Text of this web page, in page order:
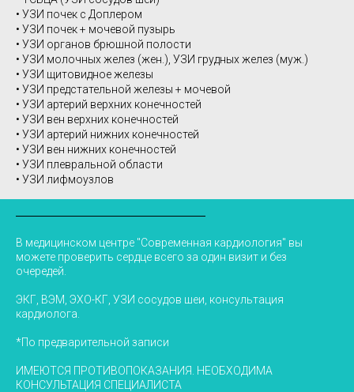
• УЗИ почек с Доплером
• УЗИ почек + мочевой пузырь
• УЗИ органов брюшной полости
• УЗИ молочных желез (жен.), УЗИ грудных желез (муж.)
• УЗИ щитовидное железы
• УЗИ предстательной железы + мочевой
• УЗИ артерий верхних конечностей
• УЗИ вен верхних конечностей
• УЗИ артерий нижних конечностей
• УЗИ вен нижних конечностей
• УЗИ плевральной области
• УЗИ лифмоузлов
В медицинском центре "Современная кардиология" вы
можете проверить сердце всего за один визит и без
очередей.
ЭКГ, ВЭМ, ЭХО-КГ, УЗИ сосудов шеи, консультация
кардиолога.
*По предварительной записи
ИМЕЮТСЯ ПРОТИВОПОКАЗАНИЯ. НЕОБХОДИМА
КОНСУЛЬТАЦИЯ СПЕЦИАЛИСТА